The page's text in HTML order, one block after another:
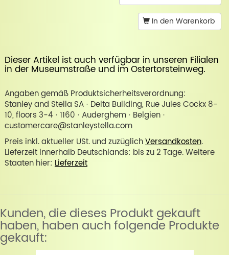
In den Warenkorb
Dieser Artikel ist auch verfügbar in unseren Filialen
in der Museumstraßeund imOstertorsteinweg.
Angaben gemäß Produktsicherheitsverordnung:
Stanley and Stella SA · Delta Building, Rue Jules Cockx 8-
10, floors 3-4 · 1160 · Auderghem · Belgien ·
customercare@stanleystella.com
Preis inkl. aktueller USt. und zuzüglichVersandkosten.
Lieferzeit innerhalb Deutschlands: bis zu 2 Tage. Weitere
Staaten hier: Lieferzeit
Kunden, die dieses Produkt gekauft
haben, haben auch folgende Produkte
gekauft: